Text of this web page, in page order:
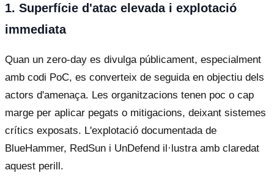
1. Superfície d'atac elevada i explotació
immediata
Quan un zero-day es divulga públicament, especialment
amb codi PoC, es converteix de seguida en objectiu dels
actors d'amenaça. Les organitzacions tenen poc o cap
marge per aplicar pegats o mitigacions, deixant sistemes
crítics exposats. L'explotació documentada de
BlueHammer, RedSun i UnDefend il·lustra amb claredat
aquest perill.